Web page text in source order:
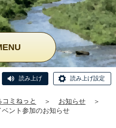
読み上げ 読み上げ設定
ミねっと ＞ お知らせ
＞
ベント参加のお知らせ